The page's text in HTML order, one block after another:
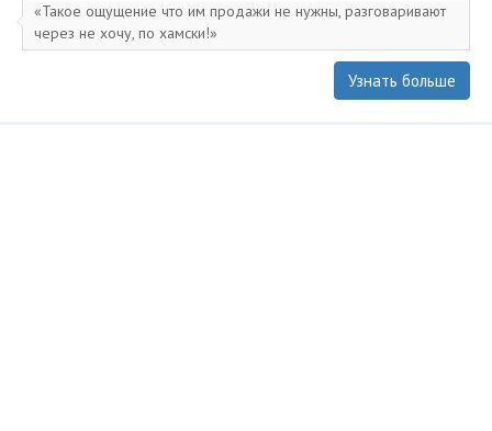
Такое ощущение что им продажи не нужны, разговаривают
через не хочу, по хамски!
Узнать больше